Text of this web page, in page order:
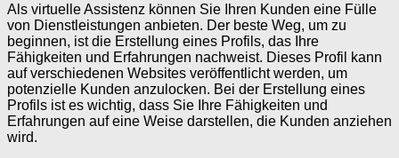
Als virtuelle Assistenz können Sie Ihren Kunden eine Fülle
von Dienstleistungen anbieten. Der beste Weg, um zu
beginnen, ist die Erstellung eines Profils, das Ihre
Fähigkeiten und Erfahrungen nachweist. Dieses Profil kann
auf verschiedenen Websites veröffentlicht werden, um
potenzielle Kunden anzulocken. Bei der Erstellung eines
Profils ist es wichtig, dass Sie Ihre Fähigkeiten und
Erfahrungen auf eine Weise darstellen, die Kunden anziehen
wird.